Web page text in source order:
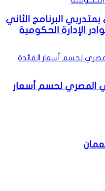
البرنامج الثاني
الإدارة الحكومية
المصري لحسم أسعار